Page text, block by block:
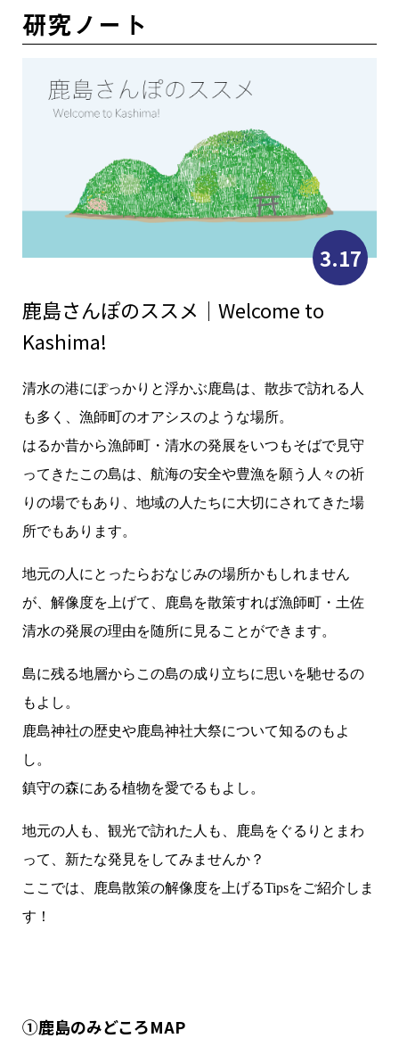
研究ノート
3.17
鹿島さんぽのススメ｜Welcome to
Kashima!
清水の港にぽっかりと浮かぶ鹿島は、散歩で訪れる人
も多く、漁師町のオアシスのような場所。
はるか昔から漁師町・清水の発展をいつもそばで見守
ってきたこの島は、航海の安全や豊漁を願う人々の祈
りの場でもあり、地域の人たちに大切にされてきた場
所でもあります。
地元の人にとったらおなじみの場所かもしれません
が、解像度を上げて、鹿島を散策すれば漁師町・土佐
清水の発展の理由を随所に見ることができます。
島に残る地層からこの島の成り立ちに思いを馳せるの
もよし。
鹿島神社の歴史や鹿島神社大祭について知るのもよ
し。
鎮守の森にある植物を愛でるもよし。
地元の人も、観光で訪れた人も、鹿島をぐるりとまわ
って、新たな発見をしてみませんか？
ここでは、鹿島散策の解像度を上げるTipsをご紹介しま
す！
①鹿島のみどころMAP